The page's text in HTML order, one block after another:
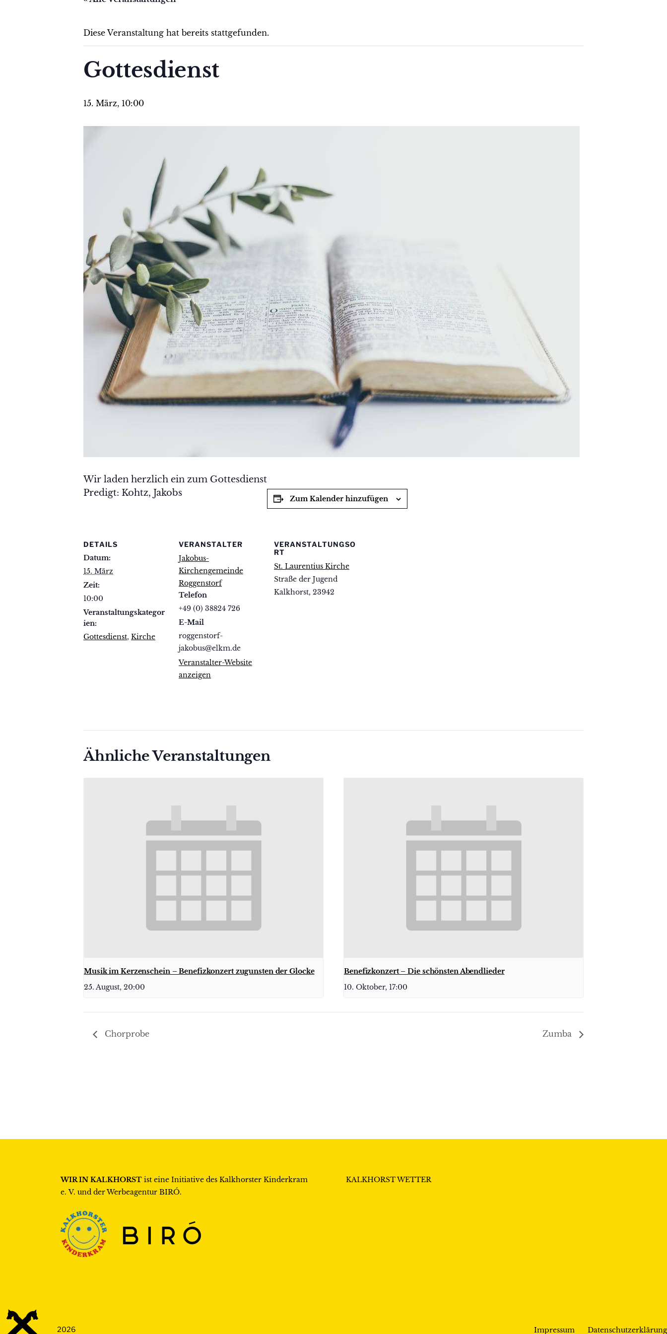
Diese Veranstaltung hat bereits stattgefunden.
Gottesdienst
15. März, 10:00
Wir laden herzlich ein zum Gottesdienst
Predigt: Kohtz, Jakobs
Zum Kalender hinzufügen
DETAILS
Datum:
15. März
Zeit:
10:00
Veranstaltungskategor
ien:
Gottesdienst, Kirche
VERANSTALTER
Jakobus-
Kirchengemeinde
Roggenstorf
Telefon
+49 (0) 38824 726
E-Mail
roggenstorf-
jakobus@elkm.de
Veranstalter-Website
anzeigen
VERANSTALTUNGSO
RT
St. Laurentius Kirche
Straße der Jugend
Kalkhorst, 23942
Ähnliche Veranstaltungen
Musik im Kerzenschein – Benefizkonzert zugunsten der Glocke
25. August, 20:00
Benefizkonzert – Die schönsten Abendlieder
10. Oktober, 17:00
Chorprobe Zumba
WIR IN KALKHORST ist eine Initiative des Kalkhorster Kinderkram
e. V. und der Werbeagentur BIRÓ.
KALKHORST WETTER
2026 Impressum Datenschutzerklärung